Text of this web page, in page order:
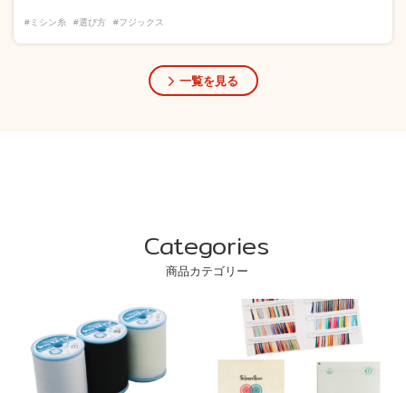
#ミシン糸 #選び方 #フジックス
一覧を見る
Categories
商品カテゴリー